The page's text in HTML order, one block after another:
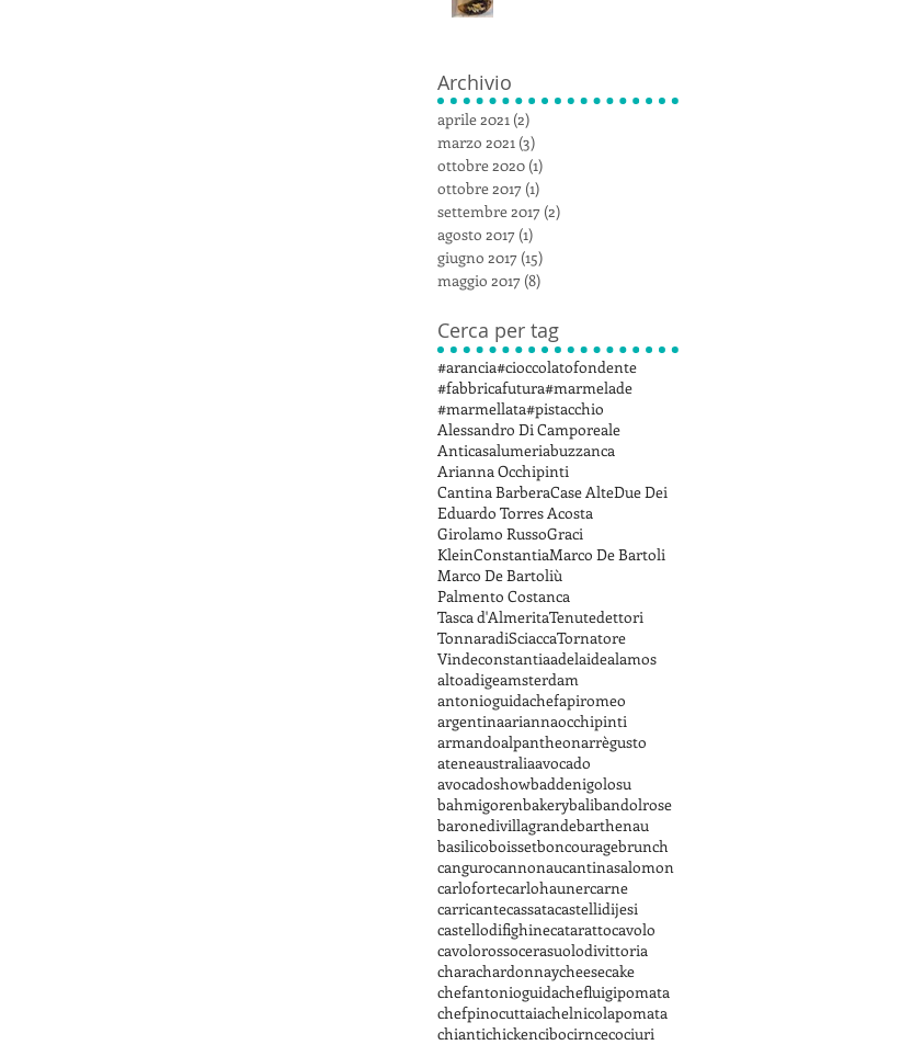
Archivio
aprile 2021 (2)
marzo 2021 (3)
ottobre 2020 (1)
ottobre 2017 (1)
settembre 2017 (2)
agosto 2017 (1)
giugno 2017 (15)
maggio 2017 (8)
Cerca per tag
#arancia#cioccolatofondente
#fabbricafutura#marmelade
#marmellata#pistacchio
Alessandro Di Camporeale
Anticasalumeriabuzzanca
Arianna Occhipinti
Cantina BarberaCase AlteDue Dei
Eduardo Torres Acosta
Girolamo RussoGraci
KleinConstantiaMarco De Bartoli
Marco De Bartoliù
Palmento Costanca
Tasca d'AlmeritaTenutedettori
TonnaradiSciaccaTornatore
Vindeconstantiaadelaidealamos
altoadigeamsterdam
antonioguidachefapiromeo
argentinaariannaocchipinti
armandoalpantheonarrègusto
ateneaustraliaavocado
avocadoshowbaddenigolosu
bahmigorenbakerybalibandolrose
baronedivillagrandebarthenau
basilicoboissetboncouragebrunch
cangurocannonaucantinasalomon
carlofortecarlohaunercarne
carricantecassatacastellidijesi
castellodifighinecatarattocavolo
cavolorossocerasuolodivittoria
charachardonnaycheesecake
chefantonioguidachefluigipomata
chefpinocuttaiachelnicolapomata
chiantichickencibocirncecociuri